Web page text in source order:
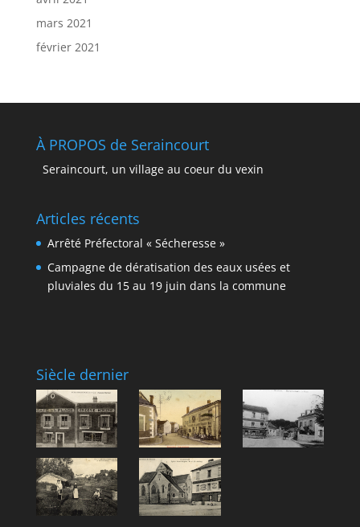
mars 2021
février 2021
À PROPOS de Seraincourt
Seraincourt, un village au coeur du vexin
Articles récents
Arrêté Préfectoral « Sécheresse »
Campagne de dératisation des eaux usées et
pluviales du 15 au 19 juin dans la commune
Siècle dernier